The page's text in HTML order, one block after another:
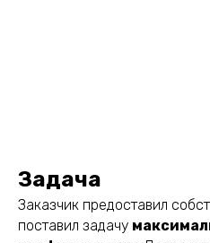
Задача
Заказчик предоставил
поставил задачу